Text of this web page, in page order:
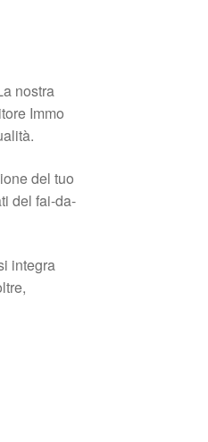
nostra
Immo
del tuo
del fai-da-
integra